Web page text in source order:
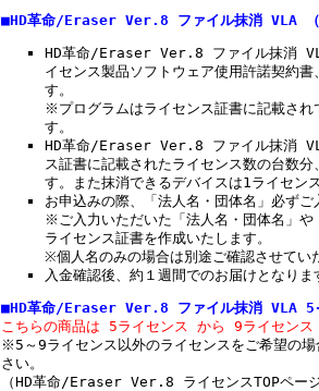
■HD革命/Eraser Ver.8 ファイル抹消 VLA （
HD革命/Eraser Ver.8 ファイル抹消
イセンス製品ソフトウェア使用許諾契約
す。
※プログラムはライセンス証書に記載され
す。
HD革命/Eraser Ver.8 ファイル抹消
ス証書に記載されたライセンス数の台数
す。また抹消できるデバイスは1ライセン
お申込みの際、「法人名・団体名」必ずご
※ご入力いただいた「法人名・団体名」
ライセンス証書を作成いたします。
※個人名のみの場合は別途ご確認させてい
入金確認後、約１週間でのお届けとなりま
■HD革命/Eraser Ver.8 ファイル抹消 VLA
こちらの商品は 5ライセンス から 9ライセンス
※5～9ライセンス以外のライセンスをご希望の
さい。
（HD革命/Eraser Ver.8 ライセンスTOPペー